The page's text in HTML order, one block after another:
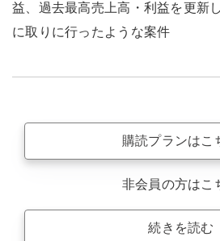
益、過去最高売上高・利益を更新
に取りに行ったような案件
購読プランはこ
非会員の方はこ
続きを読む